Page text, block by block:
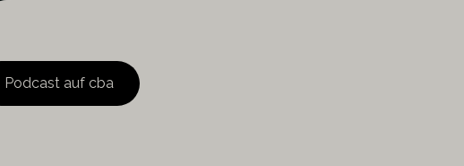
Podcast auf cba